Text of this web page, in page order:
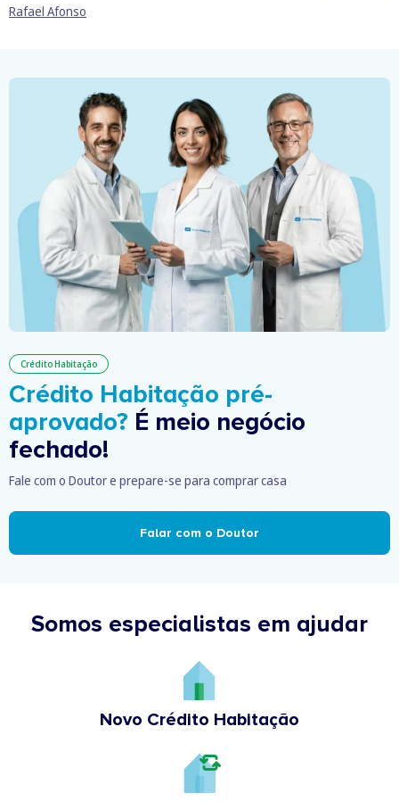
Rafael Afonso
Crédito Habitação
Crédito Habitação pré-
aprovado? É meio negócio
fechado!
Fale com o Doutor e prepare-se para comprar casa
Falar com o Doutor
Somos especialistas em ajudar
Novo Crédito Habitação